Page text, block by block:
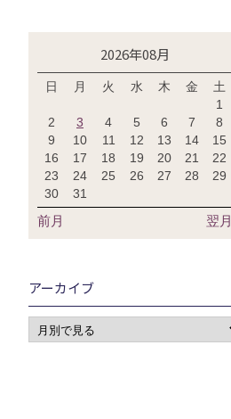
2026年08月
日 月 火 水 木 金
土
1
2
3 4 5 6 7
8
9
10 11 12 13 14
15
16
17 18 19 20 21
22
23
24 25 26 27 28
29
30
31
前月 翌月
アーカイブ